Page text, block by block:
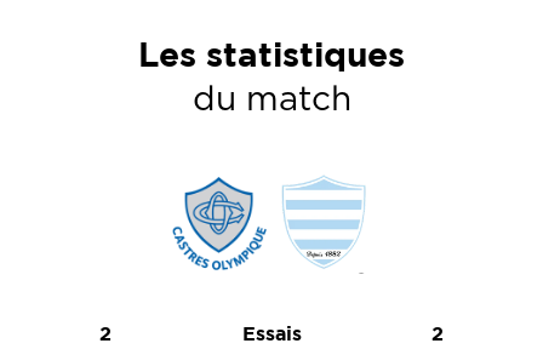
Les statistiques
du match
2 Essais 2